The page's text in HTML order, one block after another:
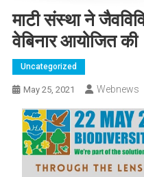
माटी संस्था ने
वेबिनार आयोजित
Uncategorized
May 25, 2021 Webnews